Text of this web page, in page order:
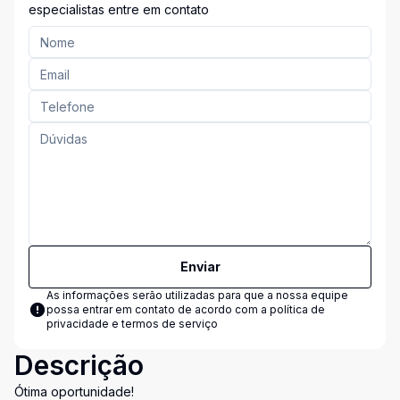
especialistas entre em contato
Enviar
As informações serão utilizadas para que a nossa equipe
possa entrar em contato de acordo com a política de
privacidade e termos de serviço
Descrição
Ótima oportunidade!